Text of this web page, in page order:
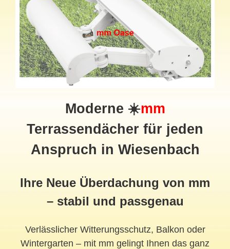
Moderne ☀️mm
Terrassendächer für jeden
Anspruch in Wiesenbach
Ihre Neue Überdachung von mm
– stabil und passgenau
Verlässlicher Witterungsschutz, Balkon oder
Wintergarten – mit mm gelingt Ihnen das ganz